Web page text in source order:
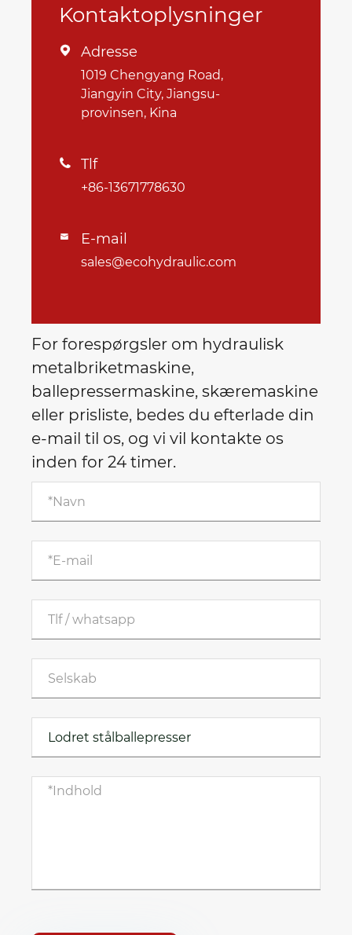
Kontaktoplysninger
 Adresse
1019 Chengyang Road,
Jiangyin City, Jiangsu-
provinsen, Kina
 Tlf
+86-13671778630
 E-mail
sales@ecohydraulic.com
For forespørgsler om hydraulisk
metalbriketmaskine,
ballepressermaskine, skæremaskine
eller prisliste, bedes du efterlade din
e-mail til os, og vi vil kontakte os
inden for 24 timer.